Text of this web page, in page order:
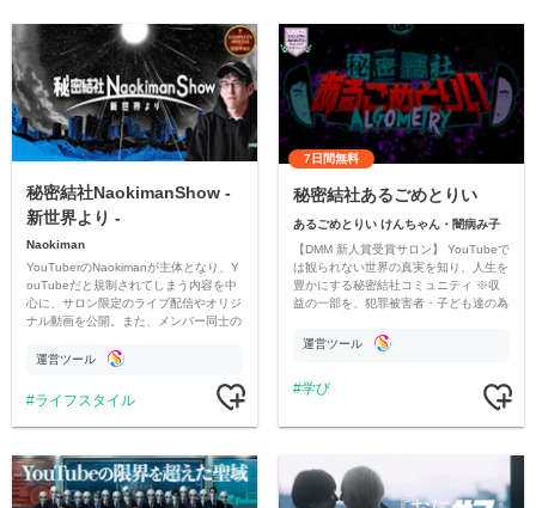
秘密結社NaokimanShow -
新世界より -
Naokiman
YouTuberのNaokimanが主体となり、Y
ouTubeだと規制されてしまう内容を中
心に、サロン限定のライブ配信やオリジ
ナル動画を公開。また、メンバー同士の
ただいています。
運営ツール
ライフスタイル
7日間無料
秘密結社あるごめとりい
あるごめとりい けんちゃん・闇病み子
【DMM 新人賞受賞サロン】 YouTubeで
は観られない世界の真実を知り、人生を
豊かにする秘密結社コミュニティ ※収
益の一部を、犯罪被害者・子ども達の為
す運営ツール
学び